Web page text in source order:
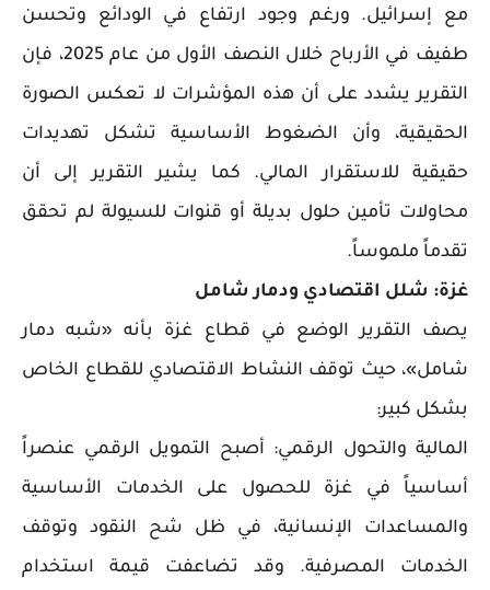
مع إسرائيل. ورغم وجود ارتفاع في الودائع وتحسن
طفيف في الأرباح خلال النصف الأول من عام 2025، فإن
التقرير يشدد على أن هذه المؤشرات لا تعكس الصورة
الحقيقية، وأن الضغوط الأساسية تشكل تهديدات
حقيقية للاستقرار المالي. كما يشير التقرير إلى أن
محاولات تأمين حلول بديلة أو قنوات للسيولة لم تحقق
تقدماً ملموساً.
غزة: شلل اقتصادي ودمار شامل
يصف التقرير الوضع في قطاع غزة بأنه «شبه دمار
شامل»، حيث توقف النشاط الاقتصادي للقطاع الخاص
بشكل كبير:
المالية والتحول الرقمي: أصبح التمويل الرقمي عنصراً
أساسياً في غزة للحصول على الخدمات الأساسية
والمساعدات الإنسانية، في ظل شح النقود وتوقف
الخدمات المصرفية. وقد تضاعفت قيمة استخدام